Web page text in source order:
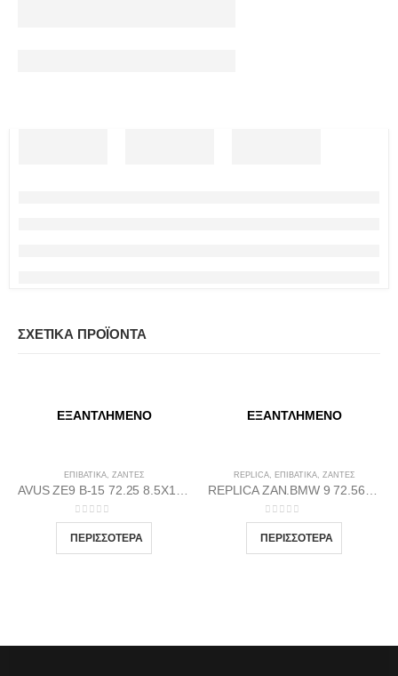
ΣΧΕΤΙΚΆ ΠΡΟΪΌΝΤΑ
ΕΞΑΝΤΛΗΜΈΝΟ
ΕΠΙΒΑΤΙΚΑ, ΖΆΝΤΕΣ
0out of 5
ΕΞΑΝΤΛΗΜΈΝΟ
REPLICA, ΕΠΙΒΑΤΙΚΑ, ΖΆΝΤΕΣ
0out of 5